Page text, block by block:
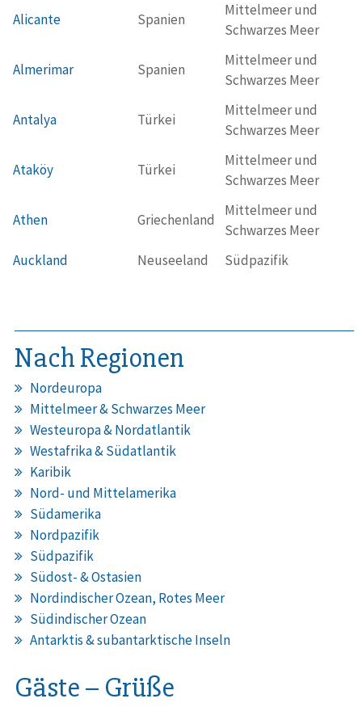
Alicante Spanien
Mittelmeer und
Schwarzes Meer
Almerimar Spanien
Mittelmeer und
Schwarzes Meer
Antalya Türkei
Mittelmeer und
Schwarzes Meer
Ataköy Türkei
Mittelmeer und
Schwarzes Meer
Athen Griechenland
Mittelmeer und
Schwarzes Meer
Auckland
Neuseeland Südpazifik
Nach Regionen
Nordeuropa
Mittelmeer & Schwarzes Meer
Westeuropa & Nordatlantik
Westafrika & Südatlantik
Karibik
Nord- und Mittelamerika
Südamerika
Nordpazifik
Südpazifik
Südost- & Ostasien
Nordindischer Ozean, Rotes Meer
Südindischer Ozean
Antarktis & subantarktische Inseln
Gäste – Grüße